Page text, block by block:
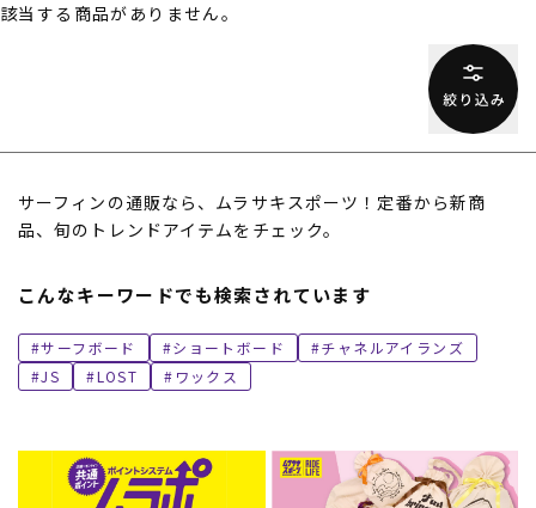
ブランド一覧
フ
ー
よくある質問
お問い合わせ
ニュース
該当する商品がありません。
サーフィンの通販なら、ムラサキスポーツ！定番から新商
品、旬のトレンドアイテムをチェック。
こんなキーワードでも検索されています
サーフボード ショートボード
チャネルアイランズ
JS
LOST ワックス